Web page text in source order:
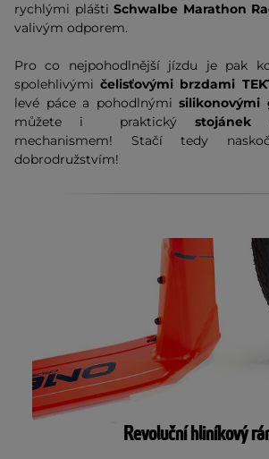
rychlými pláštiSchwalbe Marathon
valivým odporem.
Pro co nejpohodlnější jízdu je pak
spolehlivými čelisťovými brzdami
levé páce a pohodlnými silikonovými
můžete i praktickýstojánek
mechanismem! Stačí tedy
dobrodružstvím!
Revoluční hliníkový